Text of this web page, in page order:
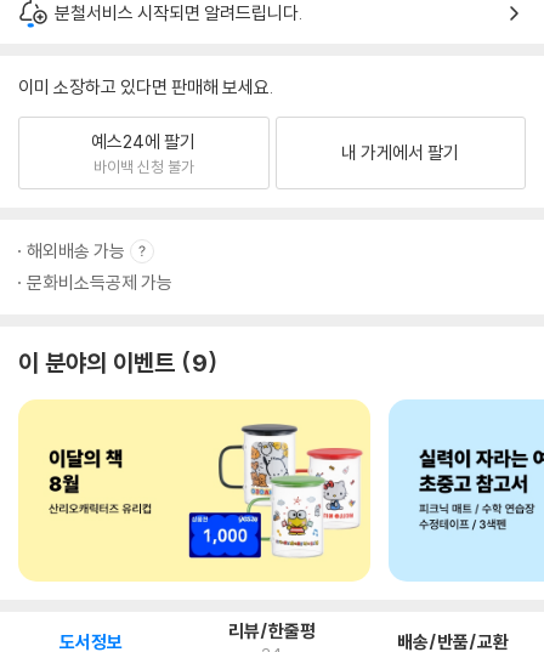
분철서비스 시작되면 알려드립니다.
이미 소장하고 있다면 판매해 보세요.
예스24에 팔기
바이백 신청 불가
내 가게에서 팔기
해외배송 가능
문화비소득공제 가능
이 분야의 이벤트 9
도서정보 리뷰/한줄평 배송/반품/교환